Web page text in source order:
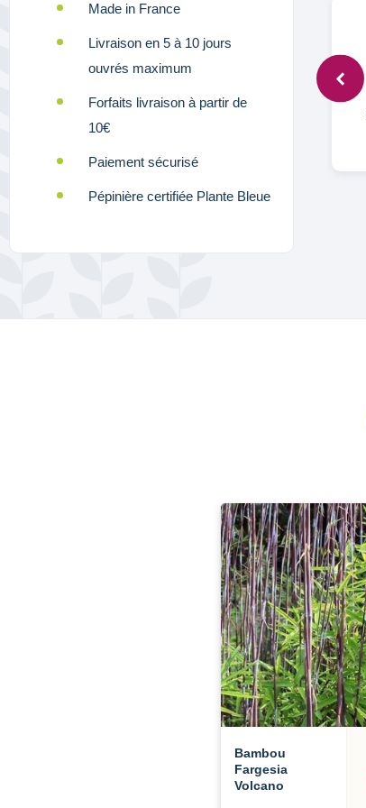
Made in France
Livraison en 5 à 10 jours
ouvrés maximum
Forfaits livraison à partir de
10€
Paiement sécurisé
Pépinière certifiée Plante Bleue
Anonymous, 11 oct. 2022
Très bien
Bambou
Fargesia
Volcano